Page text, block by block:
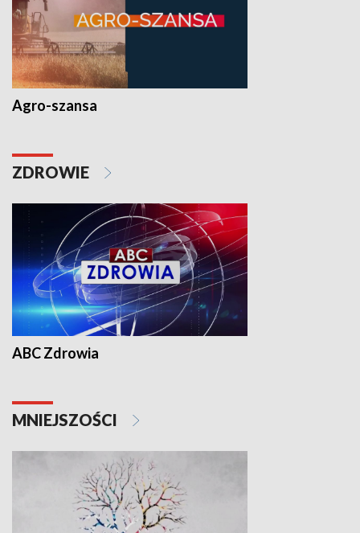
Agro-szansa
ZDROWIE
ABC Zdrowia
MNIEJSZOŚCI